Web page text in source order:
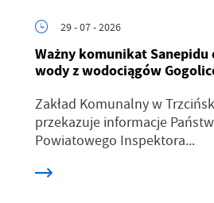
29 - 07 - 2026
Ważny komunikat Sanepidu
wody z wodociągów
Zakład Komunalny w
przekazuje informacje
Powiatowego Inspektora...